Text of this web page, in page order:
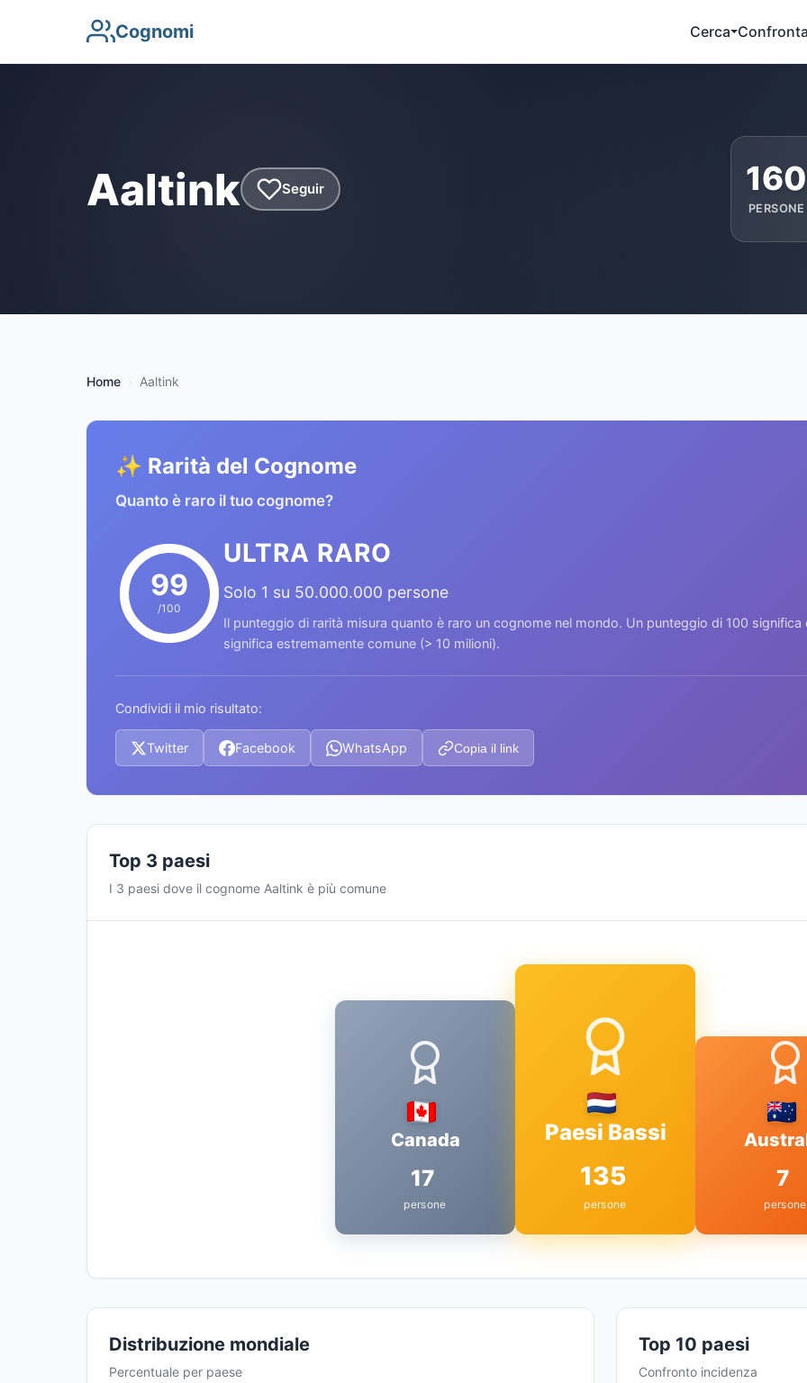
Cognomi Cerca
Aaltink Seguir 160
PERSONE
Home Aaltink
✨ Rarità del Cognome
Quanto è raro il tuo cognome?
99
/100
ULTRA RARO
Solo 1 su 50.000.000 persone
Il punteggio di rarità misura quanto è raro un cognome nel mondo. Un punteggio di 100
significa estremamente comune (> 10 milioni).
Condividi il mio risultato:
Twitter Facebook WhatsApp Copia il link
Top 3 paesi
I 3 paesi dove il cognome Aaltink è più comune
Canada
17
persone
Paesi Bassi
135
persone
7
persone
Distribuzione mondiale
Percentuale per paese
Top 10 paesi
Confronto incidenza